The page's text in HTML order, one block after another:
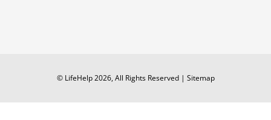
© LifeHelp2026, All Rights Reserved | Sitemap